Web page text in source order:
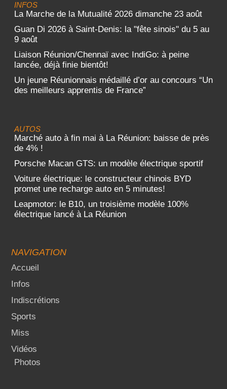
INFOS
La Marche de la Mutualité 2026 dimanche 23 août
Guan Di 2026 à Saint-Denis: la "fête sinois" du 5 au
9 août
Liaison Réunion/Chennaï avec IndiGo: à peine
lancée, déjà finie bientôt!
Un jeune Réunionnais médaillé d’or au concours “Un
des meilleurs apprentis de France”
AUTOS
Marché auto à fin mai à La Réunion: baisse de près
de 4% !
Porsche Macan GTS: un modèle électrique sportif
Voiture électrique: le constructeur chinois BYD
promet une recharge auto en 5 minutes!
Leapmotor: le B10, un troisième modèle 100%
électrique lancé à La Réunion
NAVIGATION
Accueil
Infos
Indiscrétions
Sports
Miss
Vidéos
Photos